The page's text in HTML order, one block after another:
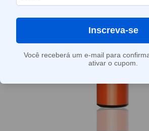
Inscreva-se
Você receberá um e-mail para
ativar o cupom.